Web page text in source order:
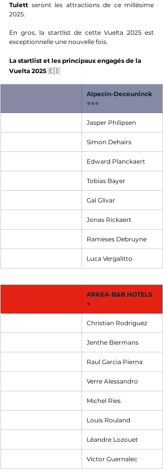
Tulett seront les attractions de ce millésime
2025.
En gros, la startlist de cette Vuelta 2025 est
exceptionnelle une nouvelle fois.
La startlist et les principaux engagés de la
Vuelta 2025 🇪🇸
Alpecin-Deceuninck
⭐⭐⭐
Jasper Philipsen
Simon Dehairs
Edward Planckaert
Tobias Bayer
Gal Glivar
Jonas Rickaert
Rameses Debruyne
Luca Vergalitto
ARKEA-B&B HOTELS
⭐
Christian Rodriguez
Jenthe Biermans
Raul Garcia Pierna
Verre Alessandro
Michel Ries
Louis Rouland
Léandre Lozouet
Victor Guernalec